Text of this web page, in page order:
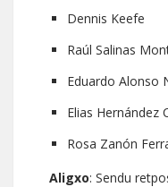
Dennis Keefe
Raúl Salinas
Eduardo Alonso
Elias Hernández
Rosa Zanón
Aligxo: Sendu